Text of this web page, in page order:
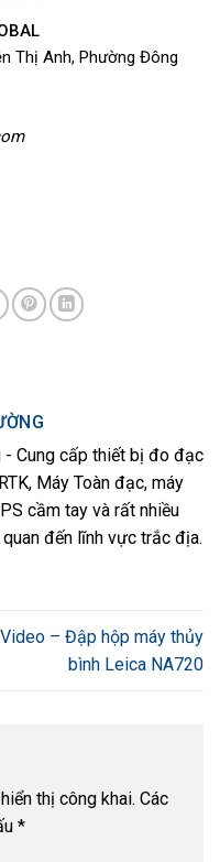
Thị Anh, Phường Đông
- Cung cấp thiết bị đo đạc
Máy Toàn đạc, máy
cầm tay và rất nhiều
đến lĩnh vực trắc địa.
Video – Đập hộp máy thủy
bình Leica NA720
thị công khai. Các
*